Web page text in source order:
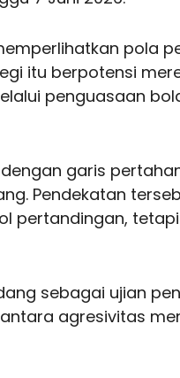
pola
itu berpotensi
penguasaan
garis
Pendekatan
pertandingan,
sebagai ujian
agresivitas